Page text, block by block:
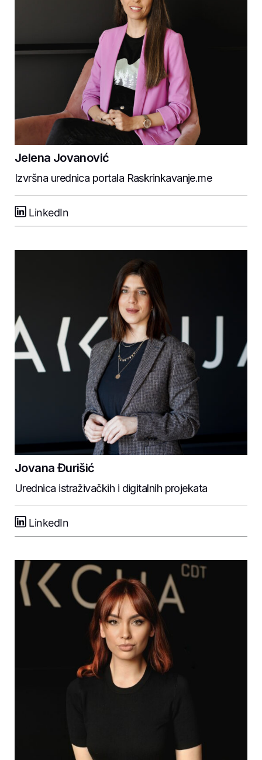
Jelena Jovanović
Izvršna urednica portala Raskrinkavanje.me
LinkedIn
Jovana Đurišić
Urednica istraživačkih i digitalnih projekata
LinkedIn